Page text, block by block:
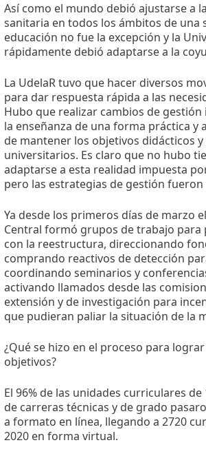
Así como el mundo debió ajustarse a
sanitaria en todos los ámbitos de una
educación no fue la excepción y la
rápidamente debió adaptarse a la
La UdelaR tuvo que hacer diversos
para dar respuesta rápida a las
Hubo que realizar cambios de
la enseñanza de una forma práctica y
de mantener los objetivos didácticos
universitarios. Es claro que no hubo
adaptarse a esta realidad impuesta
pero las estrategias de gestión fueron
Ya desde los primeros días de marzo
Central formó grupos de trabajo para
con la reestructura, direccionando
comprando reactivos de detección
coordinando seminarios y
activando llamados desde las
extensión y de investigación para
que pudieran paliar la situación de la
¿Qué se hizo en el proceso para
objetivos?
El 96% de las unidades curriculares de
de carreras técnicas y de grado
a formato en línea, llegando a 2720
2020 en forma virtual.